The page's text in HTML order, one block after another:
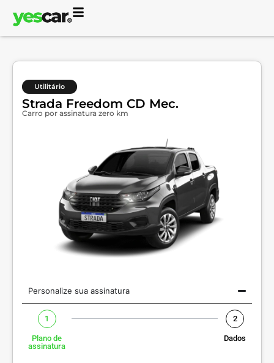
Utilitário
Strada Freedom CD Mec.
Carro por assinatura zero km
Personalize sua assinatura
1
Plano de
assinatura
2
Dados